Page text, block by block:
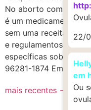
No aborto com
é um medicamento de
sem uma receita
e regulamentos locais
específicas sobre a
96281-1874 Em
mais recentes →
22/
em
Ou